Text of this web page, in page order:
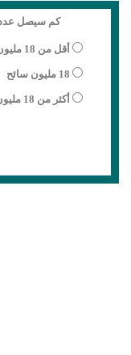
كم سيصل عدد
أقل من 18 مليون سائح
18 مليون سائح
أكثر من 18 مليون سائح